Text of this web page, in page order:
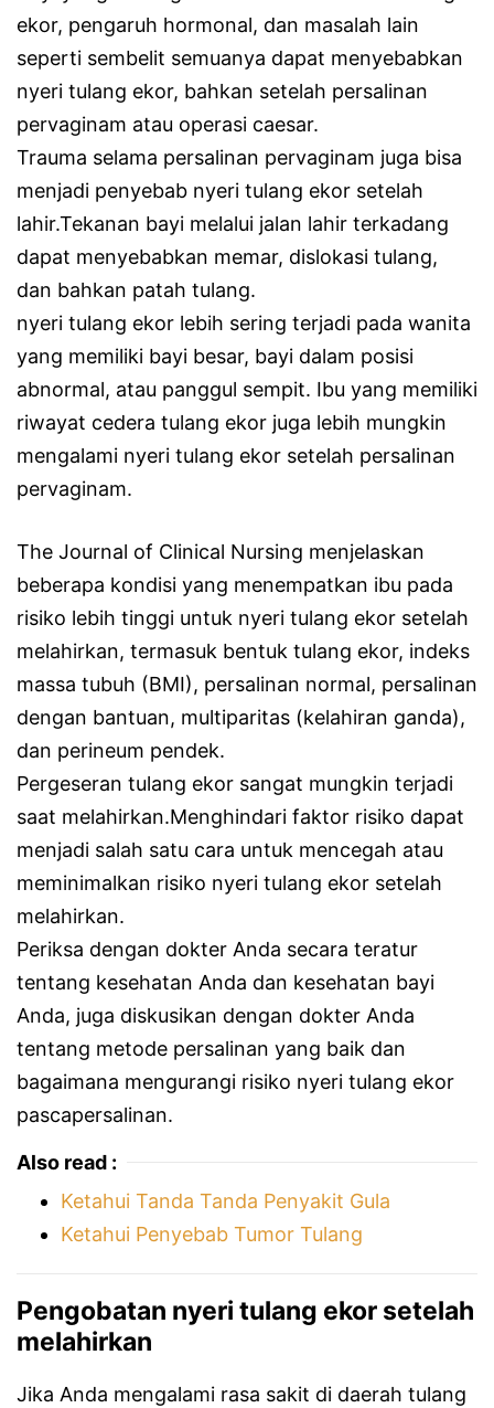
ekor, pengaruh hormonal, dan masalah lain
seperti sembelit semuanya dapat menyebabkan
nyeri tulang ekor, bahkan setelah persalinan
pervaginam atau operasi caesar.
Trauma selama persalinan pervaginam juga bisa
menjadi penyebab nyeri tulang ekor setelah
lahir.Tekanan bayi melalui jalan lahir terkadang
dapat menyebabkan memar, dislokasi tulang,
dan bahkan patah tulang.
nyeri tulang ekor lebih sering terjadi pada wanita
yang memiliki bayi besar, bayi dalam posisi
abnormal, atau panggul sempit. Ibu yang memiliki
riwayat cedera tulang ekor juga lebih mungkin
mengalami nyeri tulang ekor setelah persalinan
pervaginam.
The Journal of Clinical Nursing menjelaskan
beberapa kondisi yang menempatkan ibu pada
risiko lebih tinggi untuk nyeri tulang ekor setelah
melahirkan, termasuk bentuk tulang ekor, indeks
massa tubuh (BMI), persalinan normal, persalinan
dengan bantuan, multiparitas (kelahiran ganda),
dan perineum pendek.
Pergeseran tulang ekor sangat mungkin terjadi
saat melahirkan.Menghindari faktor risiko dapat
menjadi salah satu cara untuk mencegah atau
meminimalkan risiko nyeri tulang ekor setelah
melahirkan.
Periksa dengan dokter Anda secara teratur
tentang kesehatan Anda dan kesehatan bayi
Anda, juga diskusikan dengan dokter Anda
tentang metode persalinan yang baik dan
bagaimana mengurangi risiko nyeri tulang ekor
pascapersalinan.
Also read :
Ketahui Tanda Tanda Penyakit Gula
Ketahui Penyebab Tumor Tulang
Pengobatan nyeri tulang ekor setelah
melahirkan
Jika Anda mengalami rasa sakit di daerah tulang